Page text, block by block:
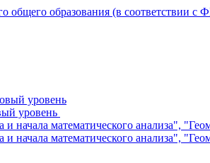
общего образования (в
уровень
уровень
математического анализа",
математического анализа",